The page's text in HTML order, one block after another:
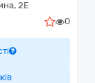
2Е
0